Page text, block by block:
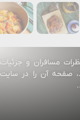
مسافران و جزئیات
صفحه آن را در سایت